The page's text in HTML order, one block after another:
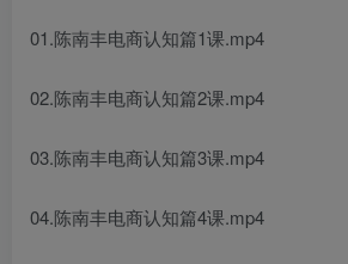
01.陈南丰电商认知篇1课.mp4
02.陈南丰电商认知篇2课.mp4
03.陈南丰电商认知篇3课.mp4
04.陈南丰电商认知篇4课.mp4